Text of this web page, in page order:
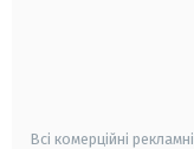
Всі комерційні